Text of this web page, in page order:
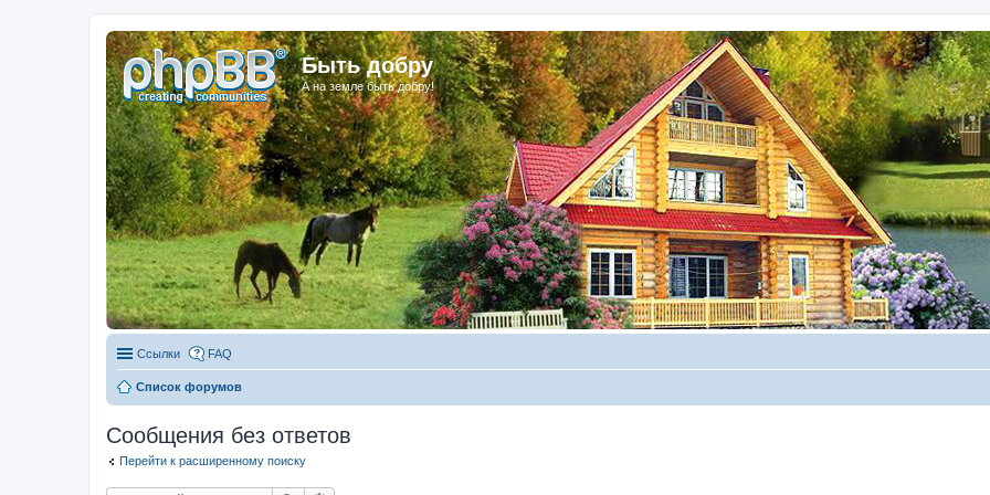
Быть добру
А на земле быть добру!
Ссылки FAQ
Список форумов
Сообщения без ответов
Перейти к расширенному поиску